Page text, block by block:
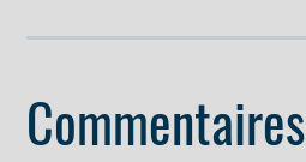
Commentaires